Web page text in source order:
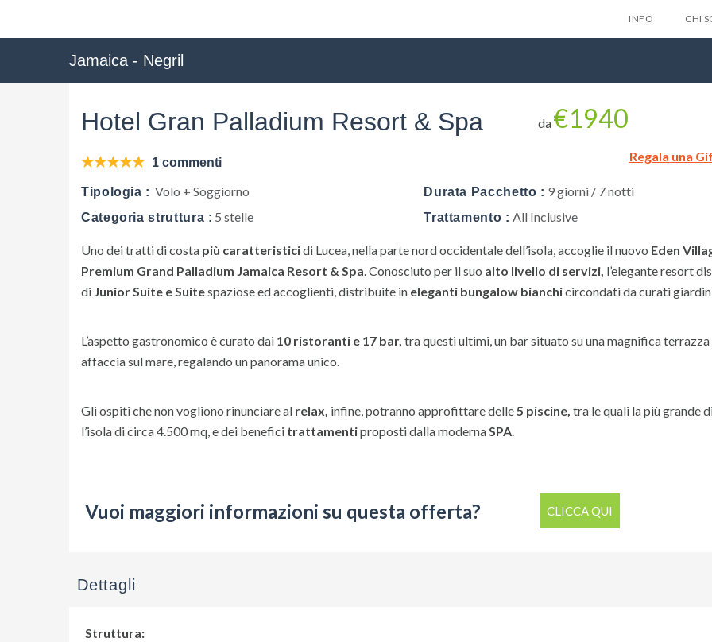
Lascia
Privacy Policy
INFO CHI
Jamaica - Negril
Hotel Gran Palladium Resort & Spa
1 commenti
da€1940
Regala una
Tipologia : Volo + Soggiorno Durata Pacchetto : 9 giorni / 7 notti
Categoria struttura : 5 stelle Trattamento : All Inclusive
Uno dei tratti di costa più caratteristicidi Lucea, nella parte nord occidentale dell’isola, accoglie il nuovo Eden
Premium Grand Palladium Jamaica Resort & Spa. Conosciuto per il suo alto livello di servizi, l’elegante resort
di Junior Suite e Suitespaziose ed accoglienti, distribuite in eleganti bungalow bianchicircondati da curati
L’aspetto gastronomico è curato dai 10 ristoranti e 17 bar, tra questi ultimi, un bar situato su una magnifica terrazza
affaccia sul mare, regalando un panorama unico.
Gli ospiti che non vogliono rinunciare al relax, infine, potranno approfittare delle5 piscine, tra le quali la più grande
l’isola di circa 4.500 mq, e dei benefici trattamentiproposti dalla modernaSPA.
Vuoi maggiori informazioni su questa offerta? CLICCA QUI
Dettagli
Struttura: